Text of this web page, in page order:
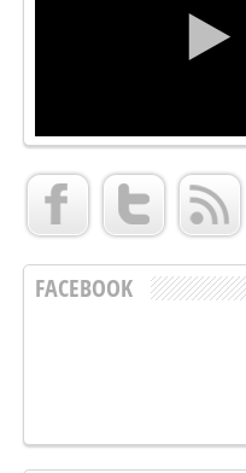
FACEBOOK